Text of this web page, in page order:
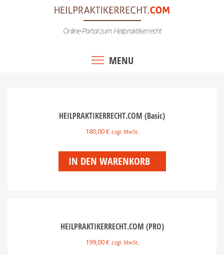
Online-Portal zum Heilpraktikerrecht
MENU
HEILPRAKTIKERRECHT.COM (Basic)
180,00€ zzgl. MwSt,
IN DEN WARENKORB
HEILPRAKTIKERRECHT.COM (PRO)
199,00€ zzgl. MwSt,